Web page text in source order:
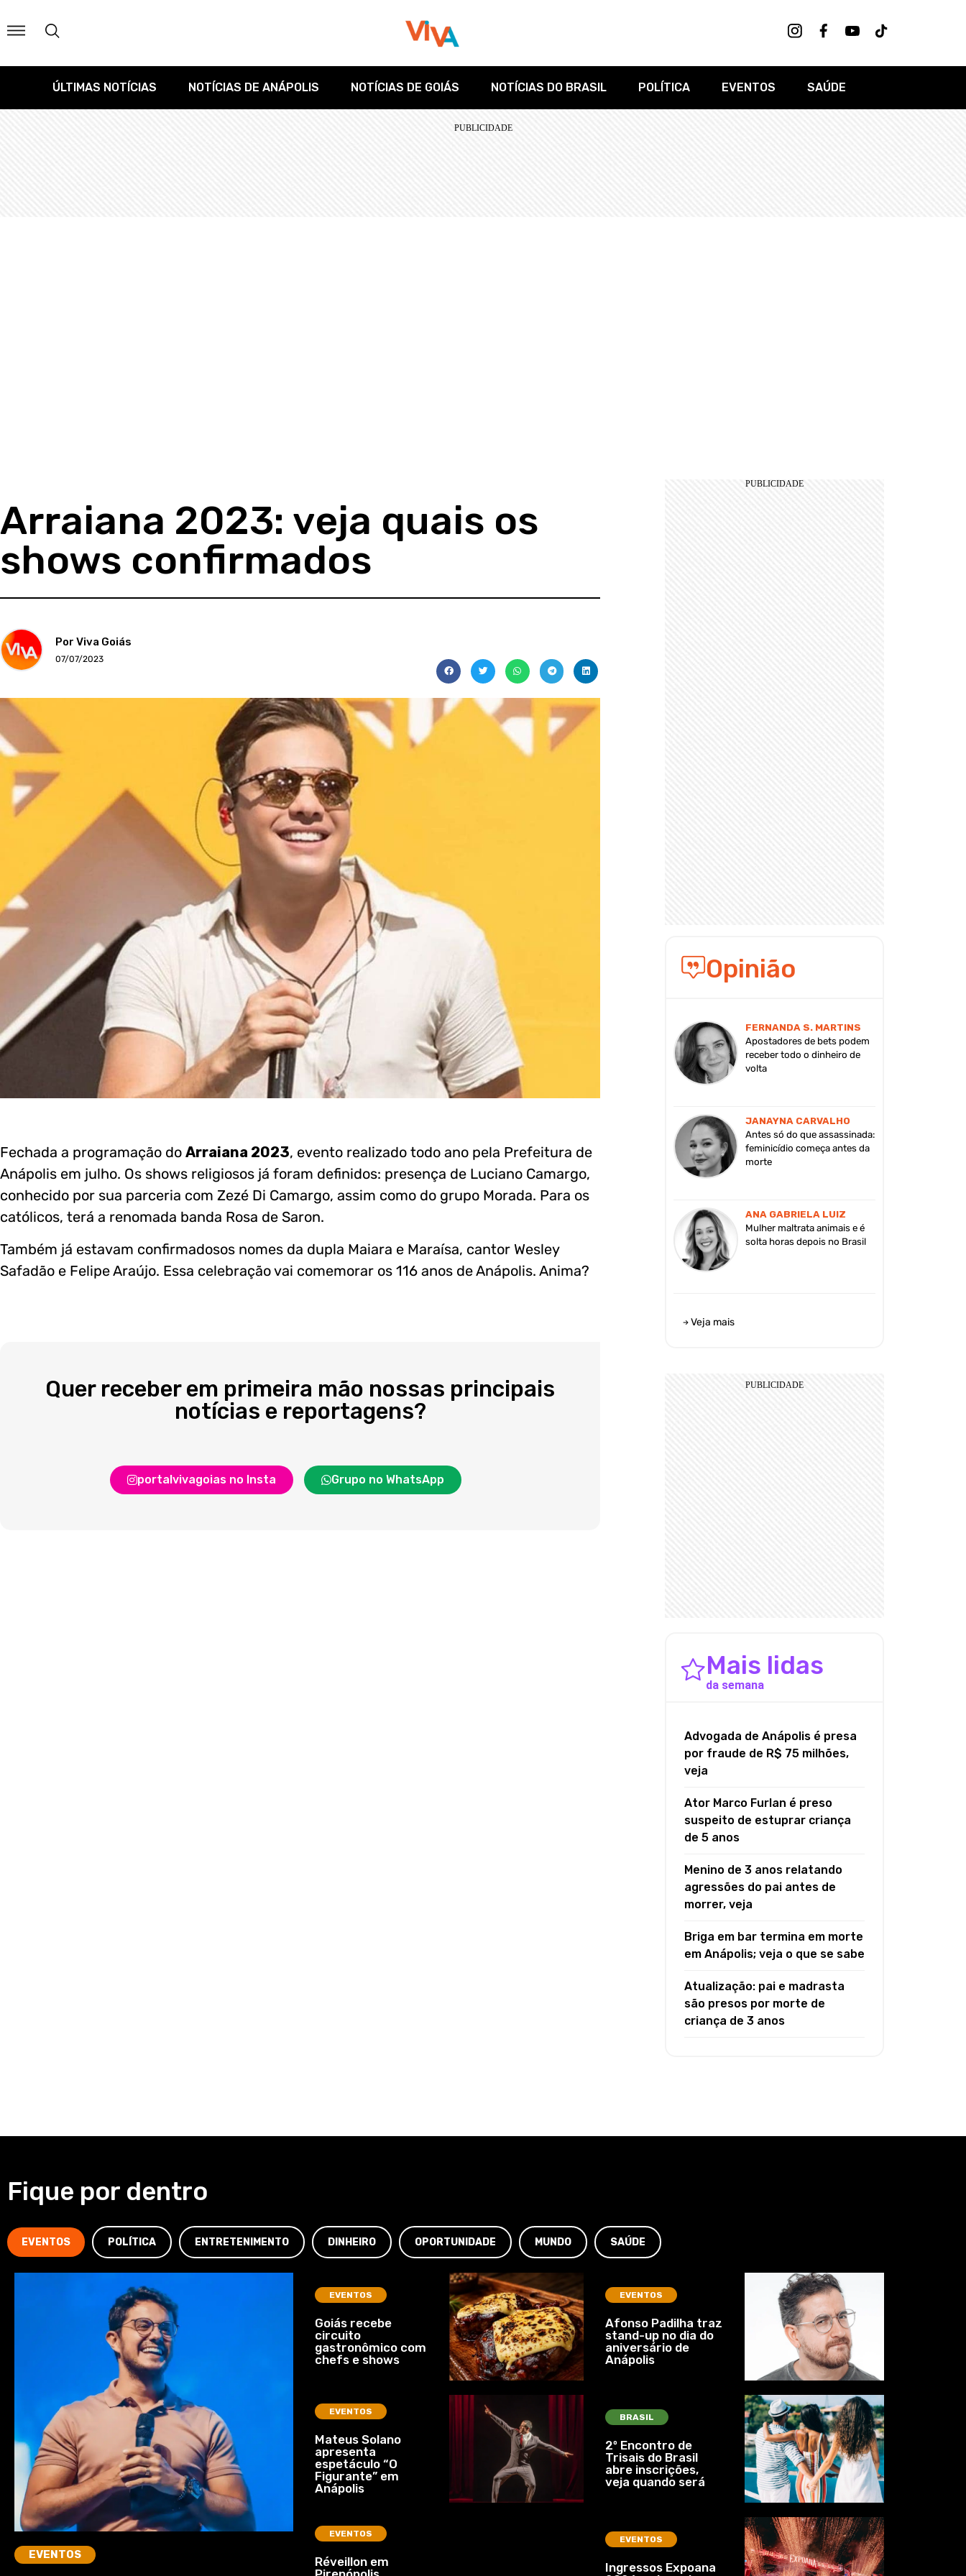
ÚLTIMAS NOTÍCIAS NOTÍCIAS DE ANÁPOLIS NOTÍCIAS DE GOIÁS NOTÍCIAS DO BRASIL POLÍTICA EVENTOS SAÚDE
Arraiana 2023: veja quais os
shows confirmados
Por Viva Goiás
07/07/2023
Fechada a programação do Arraiana 2023, evento realizado todo ano pela Prefeitura de
Anápolis em julho. Os shows religiosos já foram definidos: presença de Luciano Camargo,
conhecido por sua parceria com Zezé Di Camargo, assim como do grupo Morada. Para os
católicos, terá a renomada banda Rosa de Saron.
Também já estavam confirmadosos nomes da dupla Maiara e Maraísa, cantor Wesley
Safadão e Felipe Araújo. Essa celebração vai comemorar os 116 anos de Anápolis. Anima?
Quer receber em primeira mão nossas principais
notícias e reportagens?
portalvivagoias no Insta Grupo no WhatsApp
Opinião
FERNANDA S. MARTINS
Apostadores de bets podem
receber todo o dinheiro de
volta
JANAYNA CARVALHO
Antes só do que assassinada:
feminicídio começa antes da
morte
ANA GABRIELA LUIZ
Mulher maltrata animais e é
solta horas depois no Brasil
Veja mais
Mais lidas
da semana
Advogada de Anápolis é presa
por fraude de R$ 75 milhões,
veja
Ator Marco Furlan é preso
suspeito de estuprar criança
de 5 anos
Menino de 3 anos relatando
agressões do pai antes de
morrer, veja
Briga em bar termina em morte
em Anápolis; veja o que se sabe
Atualização: pai e madrasta
são presos por morte de
criança de 3 anos
Fique por dentro
EVENTOS POLÍTICA ENTRETENIMENTO DINHEIRO OPORTUNIDADE MUNDO SAÚDE
EVENTOS
EVENTOS
Goiás recebe
circuito
gastronômico com
chefs e shows
EVENTOS
Mateus Solano
apresenta
espetáculo “O
Figurante” em
Anápolis
EVENTOS
Réveillon em
EVENTOS
Afonso Padilha traz
stand-up no dia do
aniversário de
Anápolis
BRASIL
2º Encontro de
Trisais do Brasil
abre inscrições,
veja quando será
EVENTOS
Ingressos Expoana